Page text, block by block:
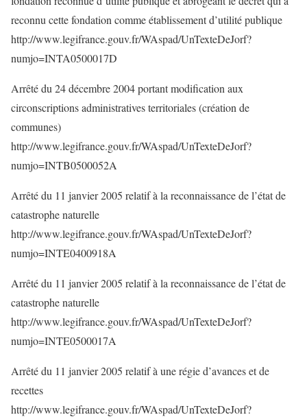
reconnu cette fondation comme établissement d’utilité publique
http://www.legifrance.gouv.fr/WAspad/UnTexteDeJorf?
numjo=INTA0500017D
Arrêté du 24 décembre 2004 portant modification aux
circonscriptions administratives territoriales (création de
communes)
http://www.legifrance.gouv.fr/WAspad/UnTexteDeJorf?
numjo=INTB0500052A
Arrêté du 11 janvier 2005 relatif à la reconnaissance de l’état de
catastrophe naturelle
http://www.legifrance.gouv.fr/WAspad/UnTexteDeJorf?
numjo=INTE0400918A
Arrêté du 11 janvier 2005 relatif à la reconnaissance de l’état de
catastrophe naturelle
http://www.legifrance.gouv.fr/WAspad/UnTexteDeJorf?
numjo=INTE0500017A
Arrêté du 11 janvier 2005 relatif à une régie d’avances et de
recettes
http://www.legifrance.gouv.fr/WAspad/UnTexteDeJorf?